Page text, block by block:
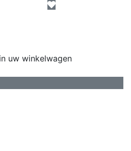
uw winkelwagen